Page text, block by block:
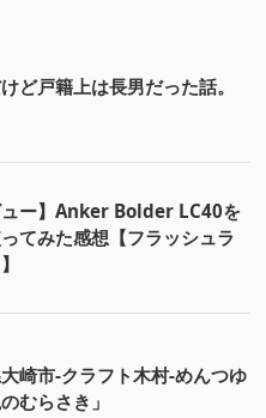
ど戸籍上は長男だった話。
ュー】Anker Bolder LC40を
てみた感想【フラッシュラ
崎市-クラフト木村-めんつゆ
のむらさき」